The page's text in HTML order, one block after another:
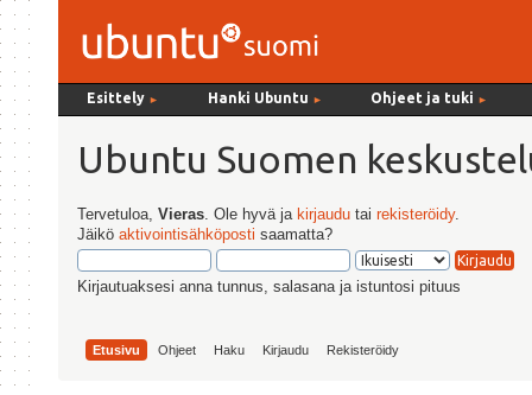
Esittely ► Hanki Ubuntu ► Ohjeet ja tuki ►
Ubuntu Suomen
Tervetuloa,Vieras . Ole hyvä ja kirjaudu tairekisteröidy.
Jäiköaktivointisähköposti saamatta?
Kirjautuaksesi anna tunnus, salasana ja istuntosi pituus
Etusivu Ohjeet Haku Kirjaudu Rekisteröidy